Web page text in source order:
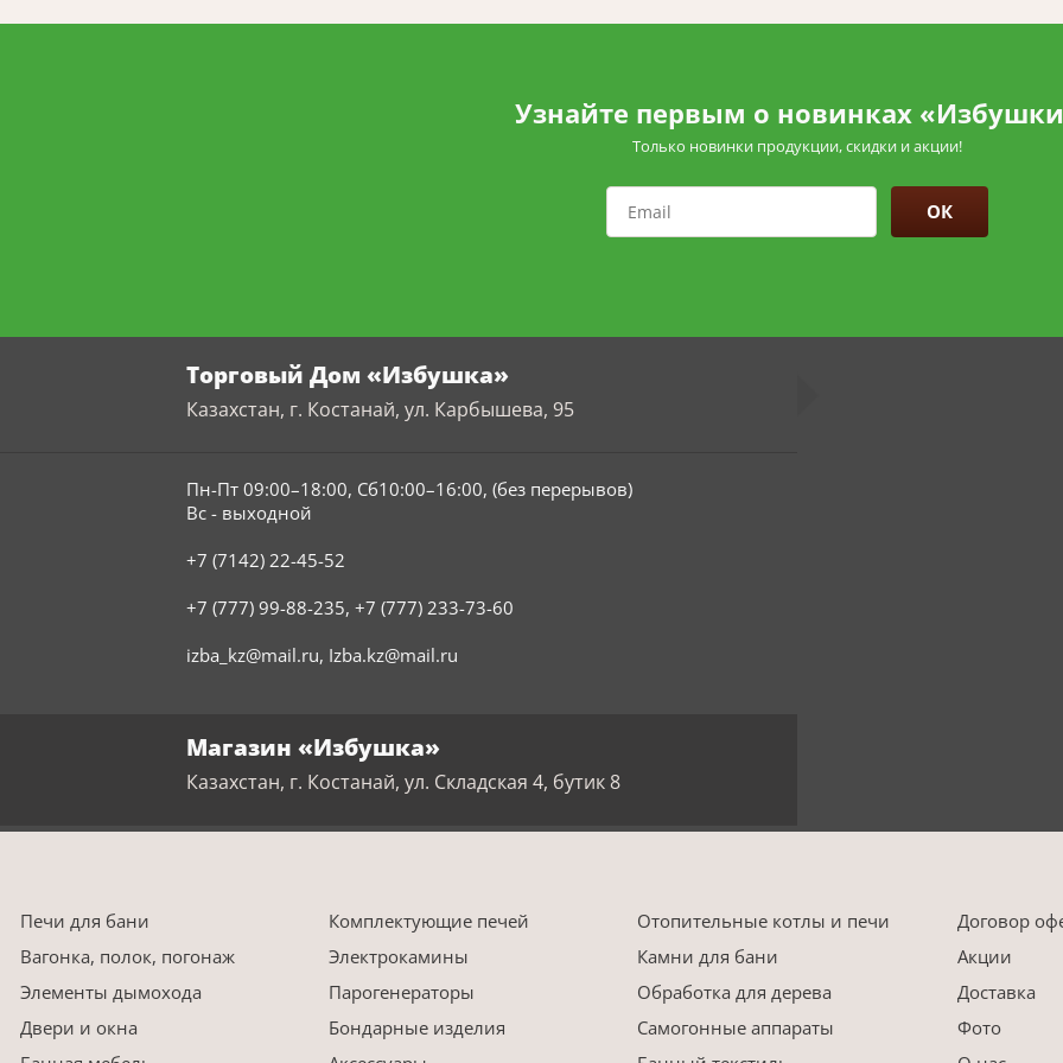
Узнайте первым о новинках
Только новинки продукции, скидки и акции!
ОК
Торговый Дом «Избушка»
Казахстан, г. Костанай, ул. Карбышева, 95
Пн-Пт 09:00–18:00, Сб10:00–16:00, (без перерывов)
Вс - выходной
+7 (7142) 22-45-52
+7 (777) 99-88-235, +7 (777) 233-73-60
izba_kz@mail.ru, Izba.kz@mail.ru
Магазин «Избушка»
Казахстан, г. Костанай, ул. Складская 4, бутик 8
Печи для бани Комплектующие печей
Отопительные котлы и печи
Вагонка, полок, погонаж
Электрокамины
Камни для бани
Элементы дымохода
Парогенераторы
Обработка для дерева
Двери и окна
Бондарные изделия
Самогонные аппараты
Договор
Акции
Доставка
Фото